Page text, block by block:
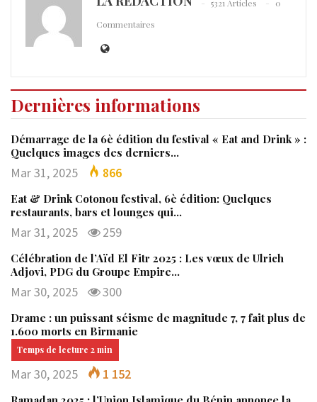
5321 Articles
0
Commentaires
Dernières informations
Démarrage de la 6è édition du festival « Eat and Drink » :
Quelques images des derniers…
Mar 31, 2025 866
Eat & Drink Cotonou festival, 6è édition: Quelques
restaurants, bars et lounges qui…
Mar 31, 2025 259
Célébration de l’Aïd El Fitr 2025 : Les vœux de Ulrich
Adjovi, PDG du Groupe Empire…
Mar 30, 2025 300
Drame : un puissant séisme de magnitude 7, 7 fait plus de
1.600 morts en Birmanie
Mar 30, 2025 1 152